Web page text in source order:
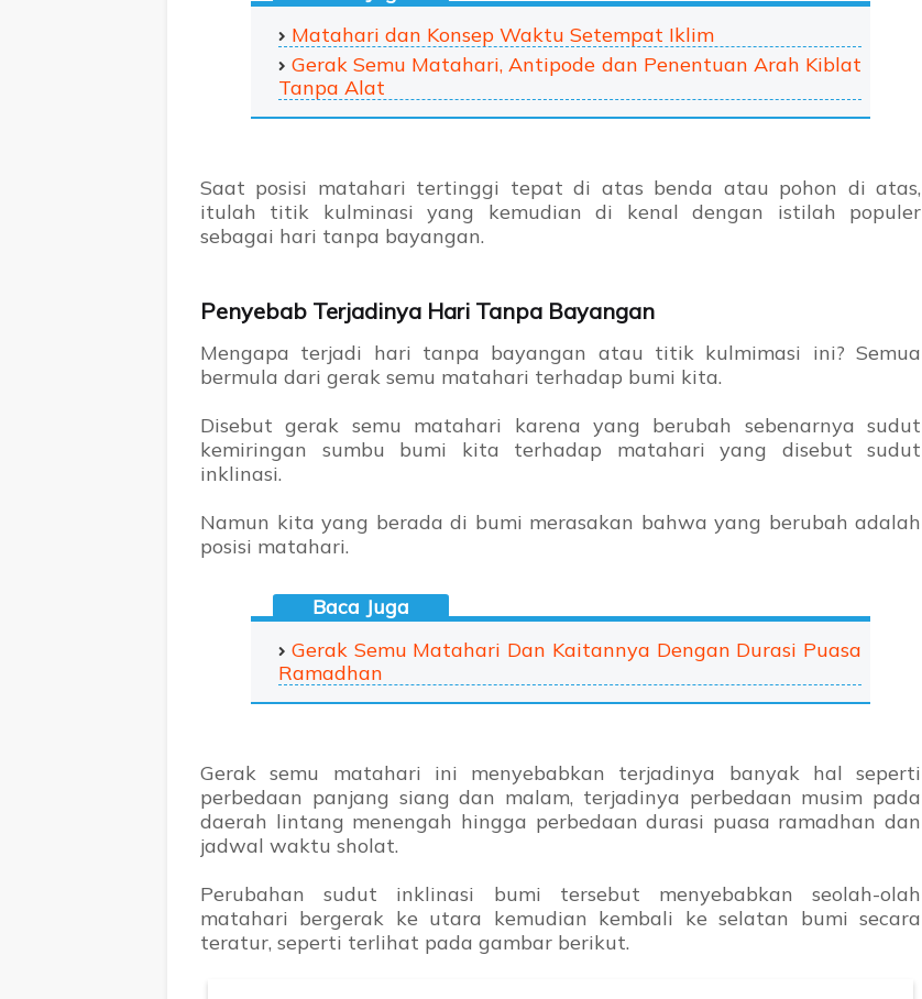
Matahari dan Konsep Waktu Setempat Iklim
Gerak Semu Matahari, Antipode dan Penentuan Arah Kiblat
Tanpa Alat
Saat posisi matahari tertinggi tepat di atas benda atau pohon di atas,
itulah titik kulminasi yang kemudian di kenal dengan istilah populer
sebagai hari tanpa bayangan.
Penyebab Terjadinya Hari Tanpa Bayangan
Mengapa terjadi hari tanpa bayangan atau titik kulmimasi ini? Semua
bermula dari gerak semu matahari terhadap bumi kita.
Disebut gerak semu matahari karena yang berubah sebenarnya sudut
kemiringan sumbu bumi kita terhadap matahari yang disebut sudut
inklinasi.
Namun kita yang berada di bumi merasakan bahwa yang berubah adalah
posisi matahari.
Gerak Semu Matahari Dan Kaitannya Dengan Durasi Puasa
Ramadhan
Gerak semu matahari ini menyebabkan terjadinya banyak hal seperti
perbedaan panjang siang dan malam, terjadinya perbedaan musim pada
daerah lintang menengah hingga perbedaan durasi puasa ramadhan dan
jadwal waktu sholat.
Perubahan sudut inklinasi bumi tersebut menyebabkan seolah-olah
matahari bergerak ke utara kemudian kembali ke selatan bumi secara
teratur, seperti terlihat pada gambar berikut.